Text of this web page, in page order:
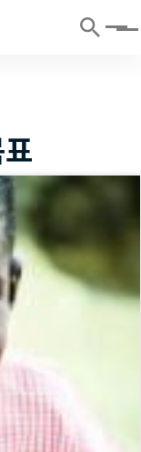
Menu